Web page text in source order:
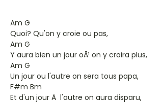
Am G
Quoi? Qu'on y croie ou pas,
Am G
Y aura bien un jour oÃ¹ on y croira plus,
Am G
Un jour ou l'autre on sera tous papa,
F#m Bm
Et d'un jour Ã l'autre on aura disparu,